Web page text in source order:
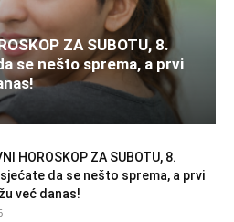
ZA SUBOTU, 8.
se nešto sprema, a prvi
HOROSKOP ZA SUBOTU, 8.
da se nešto sprema, a prvi
već danas!